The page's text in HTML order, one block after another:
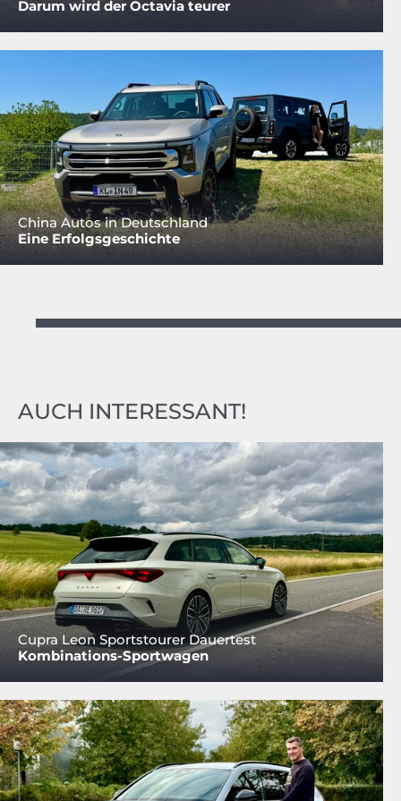
Darum wird der Octavia teurer
China Autos in Deutschland
Eine Erfolgsgeschichte
AUCH INTERESSANT!
Cupra Leon Sportstourer Dauertest
Kombinations-Sportwagen